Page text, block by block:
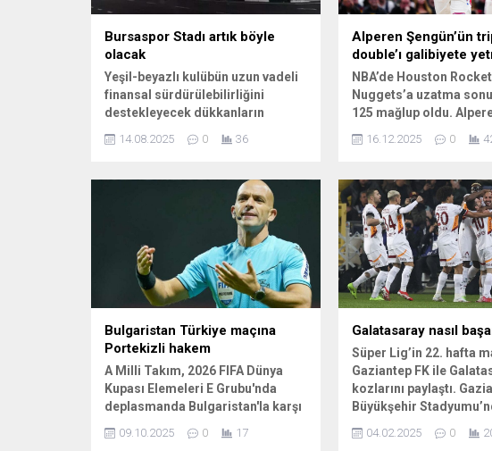
Bursaspor Stadı artık böyle
olacak
Yeşil-beyazlı kulübün uzun vadeli
finansal sürdürülebilirliğini
destekleyecek dükkanların
ay içinde tamamlanarak hizmete
gerekli izinleri alınan ticari alan
projesi kapsamında ...
14.08.2025 0 36
Alperen Şengün’ün
double’ı galibiyete
NBA’de Houston
Nuggets’a uzatma
125 mağlup oldu.
performansı galibiyet
16.12.2025 0
Bulgaristan Türkiye maçına
Portekizli hakem
A Milli Takım, 2026 FIFA Dünya
Kupası Elemeleri E Grubu'nda
deplasmanda Bulgaristan'la karşı
karşıya gelecek. Bulgaristan'ın
başkenti Sofya'daki Vasil Levski
09.10.2025 0 17
Galatasaray nasıl
Süper Lig’in 22. hafta
Gaziantep FK ile
kozlarını paylaştı.
Büyükşehir
oynanan müsabakada
kırmızılılar rakibini 1-0
04.02.2025 0